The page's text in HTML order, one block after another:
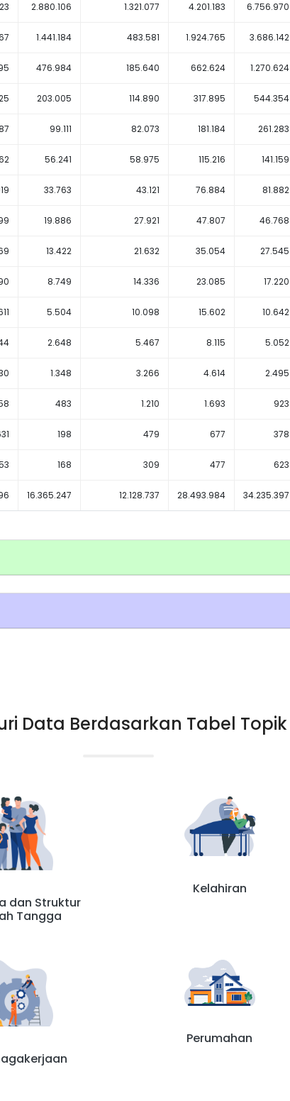
2.880.106 1.321.077 4.201.183 6.756.970
1.441.184 483.581 1.924.765 3.686.142
476.984 185.640 662.624 1.270.624
203.005 114.890 317.895 544.354
99.111 82.073 181.184 261.283
56.241 58.975 115.216 141.159
33.763 43.121 76.884 81.882
19.886 27.921 47.807 46.768
13.422 21.632 35.054 27.545
8.749 14.336 23.085 17.220
5.504 10.098 15.602 10.642
2.648 5.467 8.115 5.052
1.348 3.266 4.614 2.495
483 1.210 1.693 923
198 479 677 378
168 309 477 623
16.365.247 12.128.737 28.493.984 34.235.397
Data Berdasarkan Tabel Topik
dan Struktur
Tangga
Kelahiran
Perumahan